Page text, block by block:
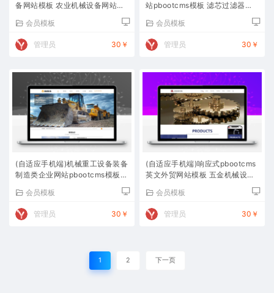
备网站模板 农业机械设备网站源
会员模板
管理员 30￥
站pbootcms模板 滤芯过滤器网
会员模板
管理员 30￥
(自适应手机端)机械重工设备装备
制造类企业网站pbootcms模板
会员模板
管理员 30￥
(自适应手机端)响应式pbootcms
英文外贸网站模板 五金机械设备
会员模板
管理员 30￥
1 2 下一页